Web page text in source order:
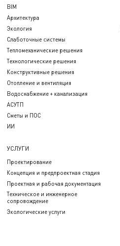
BIM
Архитектура
Экология
Слаботочные системы
Тепломеханические решения
Технологические решения
Конструктивные решения
Отопление и вентиляция
Водоснабжение + канализация
АСУТП
Сметы и ПОС
ИИ
УСЛУГИ
Проектирование
Концепция и предпроектная стадия
Проектная и рабочая документация
Техническое и инженерное
сопровождение
Экологические услуги